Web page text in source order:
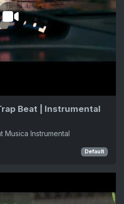
Beat | Instrumental
Musica Instrumental
Default